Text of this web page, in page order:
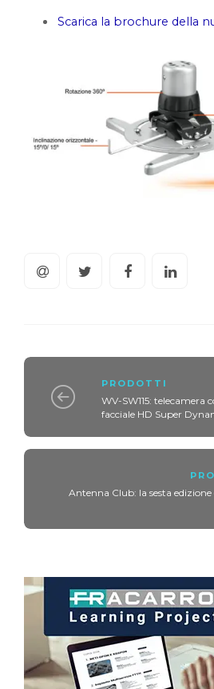
Scarica la brochure della
PRODOTTI
WV-SW115: telecamera
facciale HD Super
Antenna Club: la sesta edizione